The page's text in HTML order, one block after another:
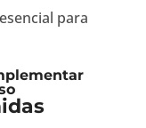
para